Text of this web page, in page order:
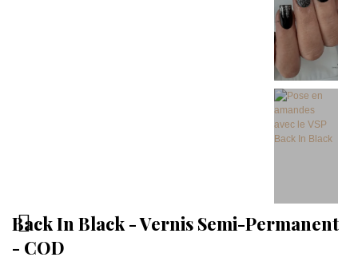
Back In Black - Vernis Semi-Permanent
- COD